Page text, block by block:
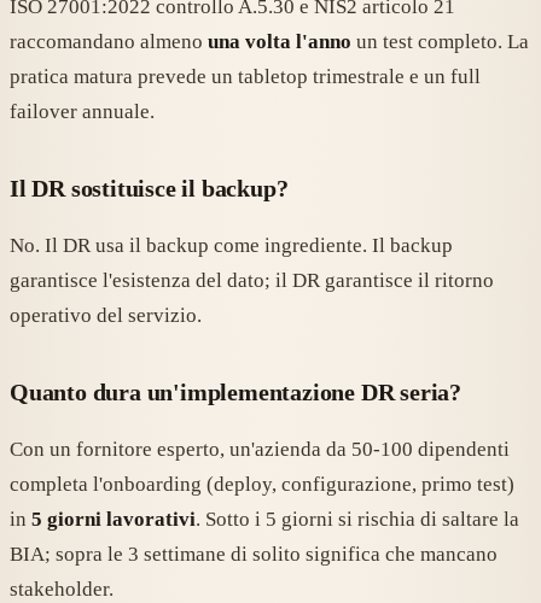
ISO 27001:2022 controllo A.5.30 e NIS2 articolo 21
raccomandano almeno una volta l'anno un test completo. La
pratica matura prevede un tabletop trimestrale e un full
failover annuale.
Il DR sostituisce il backup?
No. Il DR usa il backup come ingrediente. Il backup
garantisce l'esistenza del dato; il DR garantisce il ritorno
operativo del servizio.
Quanto dura un'implementazione DR seria?
Con un fornitore esperto, un'azienda da 50-100 dipendenti
completa l'onboarding (deploy, configurazione, primo test)
in 5 giorni lavorativi. Sotto i 5 giorni si rischia di saltare la
BIA; sopra le 3 settimane di solito significa che mancano
stakeholder.